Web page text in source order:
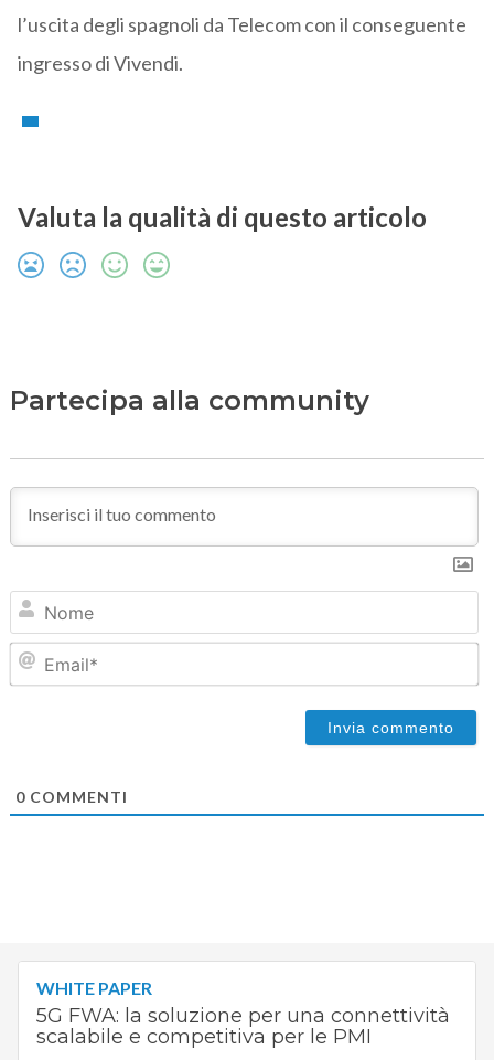
l’uscita degli spagnoli da Telecom con il conseguente
ingresso di Vivendi.
Valuta la qualità di questo articolo
Partecipa alla community
0COMMENTI
WHITE PAPER
5G FWA: la soluzione per una connettività
scalabile e competitiva per le PMI